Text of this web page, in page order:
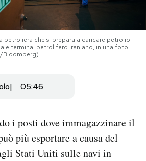
petroliera che si prepara a caricare petrolio
terminal petrolifero iraniano, in una foto
Bloomberg)
05:46
i posti dove immagazzinare il
più esportare a causa del
Stati Uniti sulle navi in